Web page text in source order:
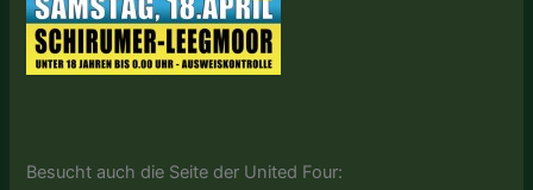
Besucht auch die Seite der United Four: